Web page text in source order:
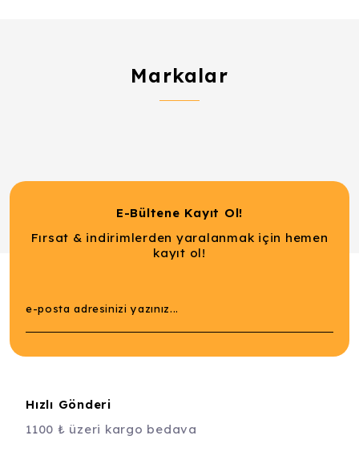
Markalar
E-Bültene Kayıt Ol!
Fırsat & indirimlerden yaralanmak için hemen
kayıt ol!
Hızlı Gönderi
1100 ₺ üzeri kargo bedava